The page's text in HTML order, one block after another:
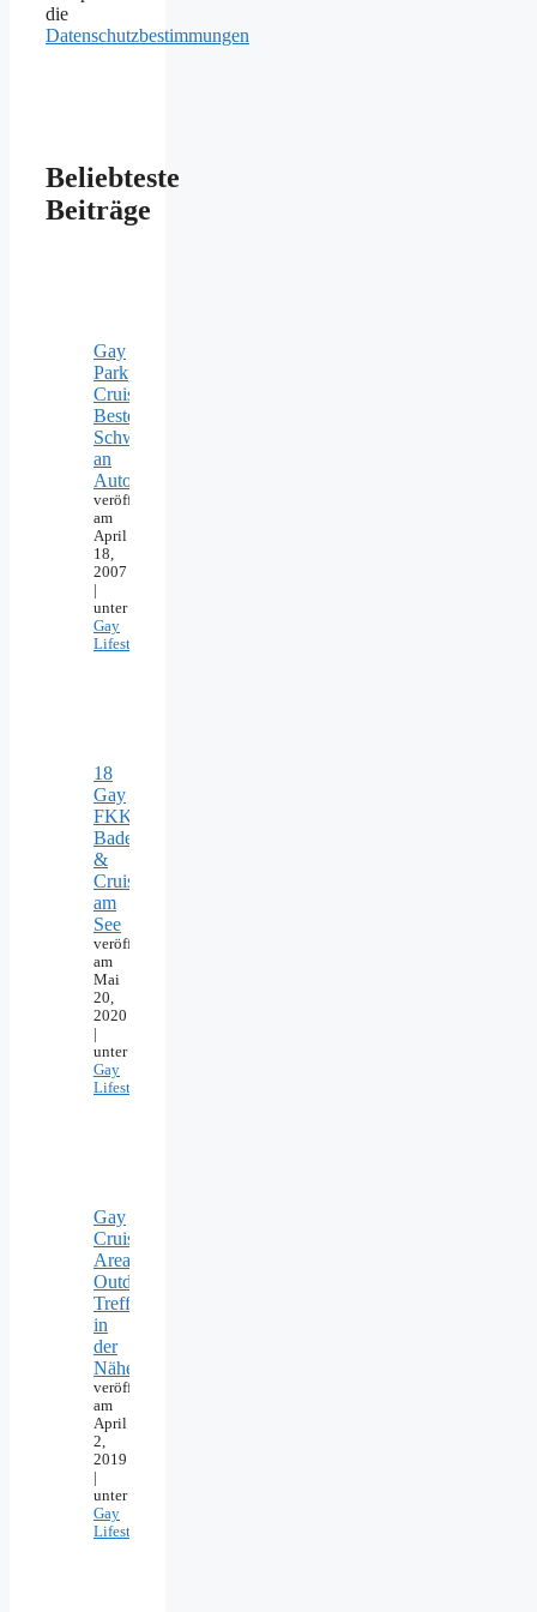
die
Datenschutzbestimmungen
Beliebteste
Beiträge
Gay
Parkplatz
Cruising:
Beste
Schwulentreffs
an
Autobahn
veröffentlicht
am
April
18,
2007
unter
Gay
Lifestyle
18
Gay
FKK-
Badeseen
&
Cruising
am
See
veröffentlicht
am
Mai
20,
2020
unter
Gay
Lifestyle
Gay
Cruising
Areas:
Outdoor-
Treffpunkte
in
der
Nähe
veröffentlicht
am
April
2,
2019
unter
Gay
Lifestyle